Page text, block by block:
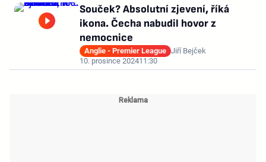
Souček? Absolutní zjevení, říká
ikona. Čecha nabudil hovor z
nemocnice
Anglie - Premier League Jiří Bejček
10. prosince 202411:30